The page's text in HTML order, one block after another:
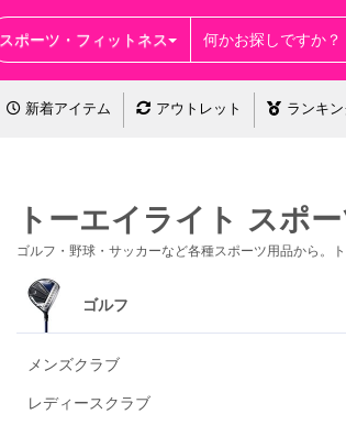
スポーツ・フィットネス
新着アイテム アウトレット ランキ
トーエイライト スポ
ゴルフ・野球・サッカーなど各種スポーツ用品から。
ゴルフ
メンズクラブ
レディースクラブ